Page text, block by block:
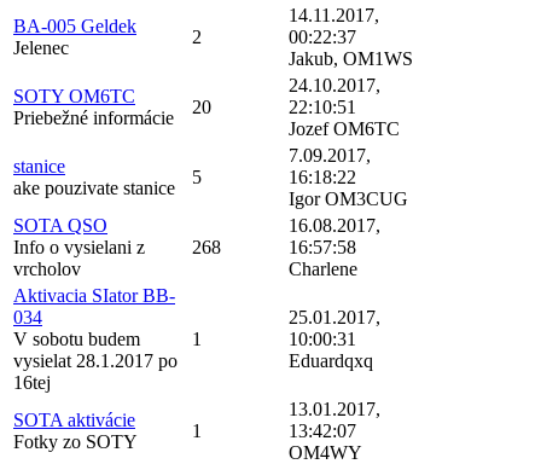
BA-005 Geldek
Jelenec
2
14.11.2017,
00:22:37
Jakub, OM1WS
SOTY OM6TC
Priebežné informácie
20
24.10.2017,
22:10:51
Jozef OM6TC
stanice
ake pouzivate stanice
5
7.09.2017,
16:18:22
Igor OM3CUG
SOTA QSO
Info o vysielani z
vrcholov
268
16.08.2017,
16:57:58
Charlene
Aktivacia SIator BB-
034
V sobotu budem
vysielat 28.1.2017 po
16tej
1
25.01.2017,
10:00:31
Eduardqxq
SOTA aktivácie
Fotky zo SOTY
1
13.01.2017,
13:42:07
OM4WY